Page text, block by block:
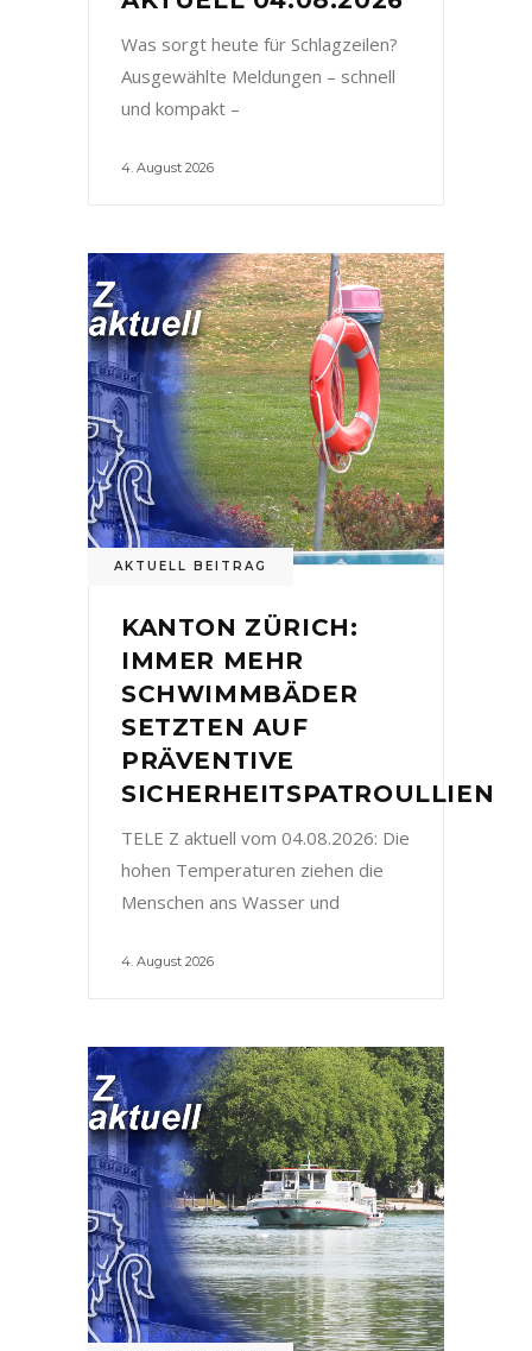
Was sorgt heute für Schlagzeilen?
Ausgewählte Meldungen – schnell
und kompakt –
4. August 2026
AKTUELL BEITRAG
KANTON ZÜRICH:
IMMER MEHR
SCHWIMMBÄDER
SETZTEN AUF
PRÄVENTIVE
SICHERHEITSPATROULLIEN
TELE Z aktuell vom 04.08.2026: Die
hohen Temperaturen ziehen die
Menschen ans Wasser und
4. August 2026